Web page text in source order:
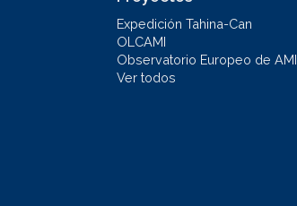
Expedición Tahina-Can
OLCAMI
Observatorio Europeo de AMI
Ver todos